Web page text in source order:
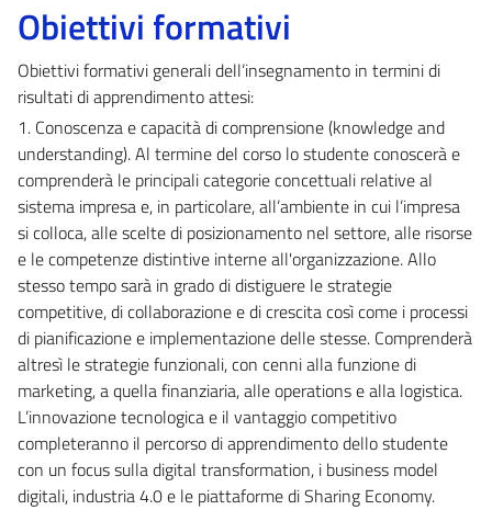
Obiettivi formativi
Obiettivi formativi generali dell’insegnamento in termini di
risultati di apprendimento attesi:
1. Conoscenza e capacità di comprensione (knowledge and
understanding). Al termine del corso lo studente conoscerà e
comprenderà le principali categorie concettuali relative al
sistema impresa e, in particolare, all’ambiente in cui l’impresa
si colloca, alle scelte di posizionamento nel settore, alle risorse
e le competenze distintive interne all'organizzazione. Allo
stesso tempo sarà in grado di distiguere le strategie
competitive, di collaborazione e di crescita così come i processi
di pianificazione e implementazione delle stesse. Comprenderà
altresì le strategie funzionali, con cenni alla funzione di
marketing, a quella finanziaria, alle operations e alla logistica.
L’innovazione tecnologica e il vantaggio competitivo
completeranno il percorso di apprendimento dello studente
con un focus sulla digital transformation, i business model
digitali, industria 4.0 e le piattaforme di Sharing Economy.